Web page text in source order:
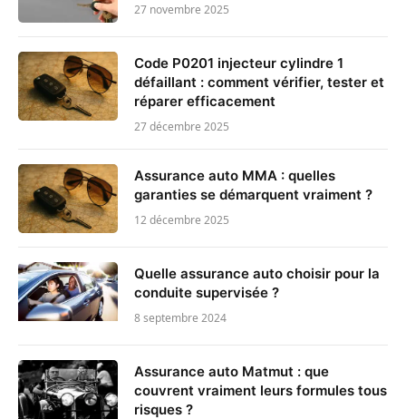
27 novembre 2025
Code P0201 injecteur cylindre 1
défaillant : comment vérifier, tester et
réparer efficacement
27 décembre 2025
Assurance auto MMA : quelles
garanties se démarquent vraiment ?
12 décembre 2025
Quelle assurance auto choisir pour la
conduite supervisée ?
8 septembre 2024
Assurance auto Matmut : que
couvrent vraiment leurs formules tous
risques ?